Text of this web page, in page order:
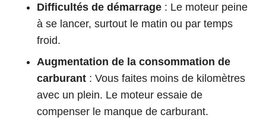
Difficultés de démarrage : Le moteur peine
à se lancer, surtout le matin ou par temps
froid.
Augmentation de la consommation de
carburant : Vous faites moins de kilomètres
avec un plein. Le moteur essaie de
compenser le manque de carburant.